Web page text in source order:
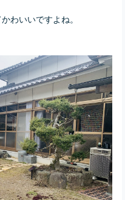
わいいですよね。